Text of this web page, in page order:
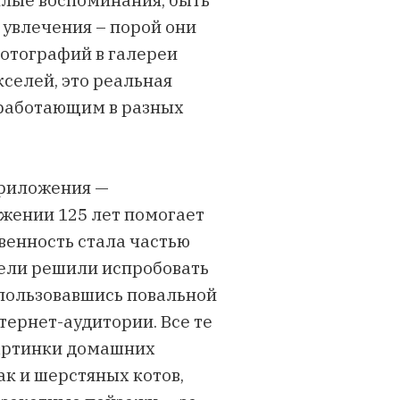
– порой они
в галереи
это реальная
в разных
—
125 лет помогает
стала частью
решили испробовать
повальной
аудитории. Все те
домашних
и шерстяных котов,